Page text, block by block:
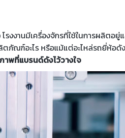
งงานมีเครื่องจักรที่ใช้ในการผลิตอยู่
ณฑ์อะไร หรือแม้แต่อะไหล่รถยี่ห้อดั
าพที่แบรนด์ดังไว้วางใจ